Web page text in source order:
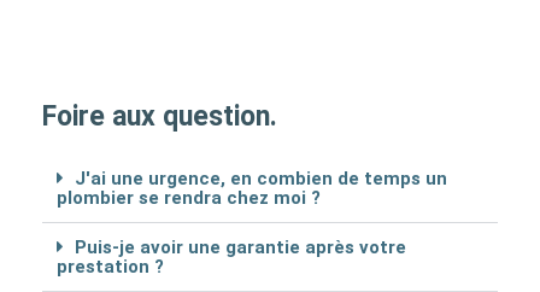
Foire aux question.
J'ai une urgence, en combien de temps un
plombier se rendra chez moi ?
Puis-je avoir une garantie après votre
prestation ?